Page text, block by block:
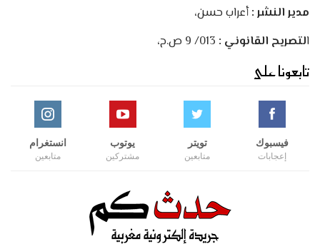
مدير النشر :أعراب حسن،
التصريح القانوني :
تابعونا على
فيسبوك
إعجابات
تويتر
متابعين
يوتوب
مشتركين
انستغرام
متابعين